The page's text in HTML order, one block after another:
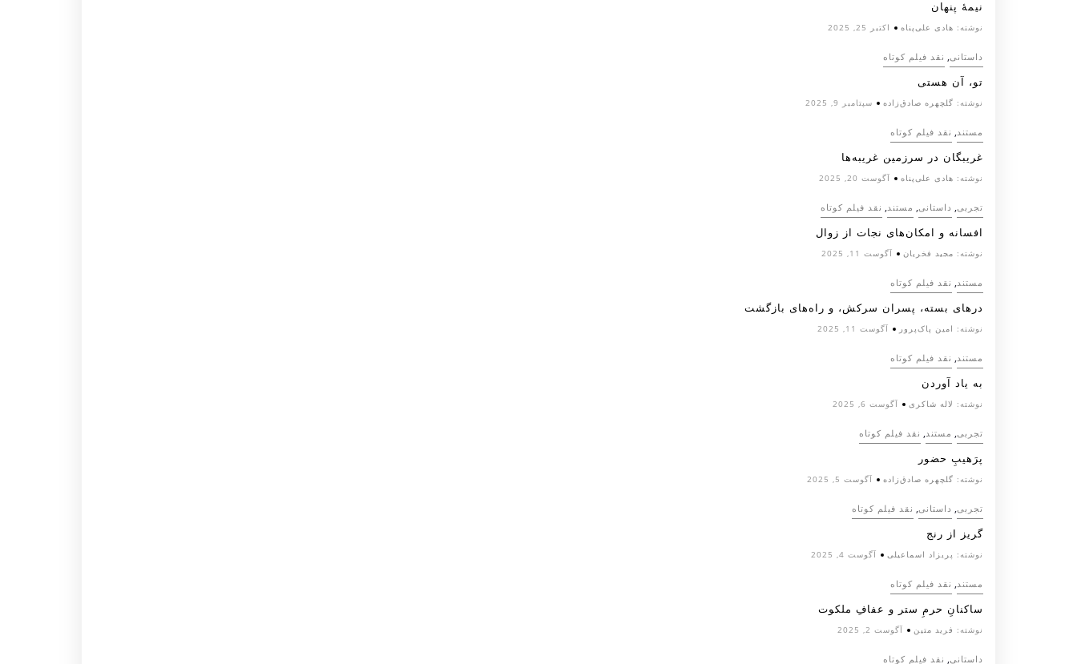
نیمۀ پنهان
نوشته: هادی علی‌پناه اکتبر 25, 2025
داستانی, نقد فیلم کوتاه
تو، آن هستی
نوشته: گلچهره صادق‌زاده سپتامبر 9, 2025
مستند, نقد فیلم کوتاه
غریبگان در سرزمین غریبه‌ها
نوشته: هادی علی‌پناه آگوست 20, 2025
تجربی, داستانی, مستند, نقد فیلم کوتاه
افسانه‌ و امکان‌های نجات از زوال
نوشته: مجید فخریان آگوست 11, 2025
مستند, نقد فیلم کوتاه
درهای بسته، پسران سرکش، و راه‌های بازگشت
نوشته: امین پاک‌پرور آگوست 11, 2025
مستند, نقد فیلم کوتاه
به یاد آوردن
نوشته: لاله شاکری آگوست 6, 2025
تجربی, مستند, نقد فیلم کوتاه
پرَهیب‌ِ حضور
نوشته: گلچهره صادق‌زاده آگوست 5, 2025
تجربی, داستانی, نقد فیلم کوتاه
گریز از رنج
نوشته: پریزاد اسماعیلی آگوست 4, 2025
مستند, نقد فیلم کوتاه
ساکنانِ حرمِ ستر و عفافِ ملکوت
نوشته: فرید متین آگوست 2, 2025
داستانی, نقد فیلم کوتاه